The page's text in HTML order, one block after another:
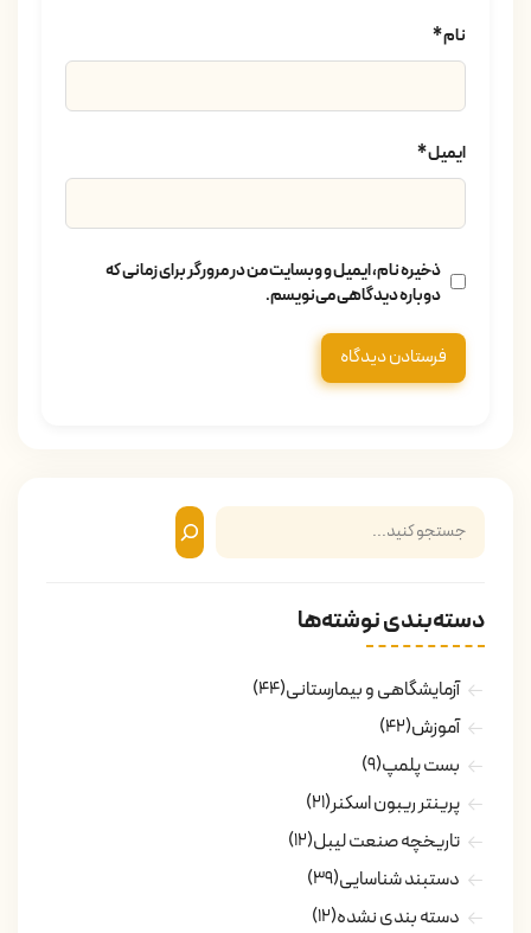
نام*
ایمیل*
ذخیره نام، ایمیل و وبسایت من در مرورگر برای زمانی که
دوباره دیدگاهی می‌نویسم.
دسته‌بندی نوشته‌ها
آزمایشگاهی و بیمارستانی(44)
آموزش(42)
بست پلمپ(9)
پرینتر ریبون اسکنر(21)
تاریخچه صنعت لیبل(12)
دستبند شناسایی(39)
دسته بندی نشده(12)